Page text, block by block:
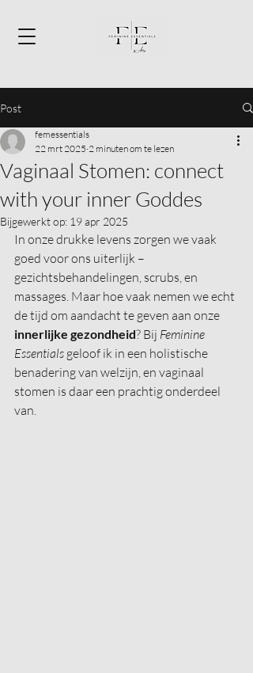
Post
Vaginaal Stomen: connect
with your inner Goddes
femessentials
22 mrt 2025 2 minuten om te lezen
Bijgewerkt op: 19 apr 2025
In onze drukke levens zorgen we vaak
goed voor ons uiterlijk –
gezichtsbehandelingen, scrubs, en
massages. Maar hoe vaak nemen we echt
de tijd om aandacht te geven aan onze
innerlijke gezondheid? Bij Feminine
Essentials geloof ik in een holistische
benadering van welzijn, en vaginaal
stomen is daar een prachtig onderdeel
van.